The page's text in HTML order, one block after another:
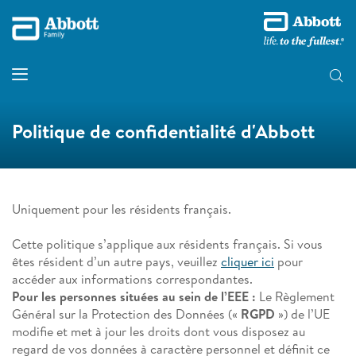
Politique de confidentialité d'Abbott
Uniquement pour les résidents français.
Cette politique s’applique aux résidents français. Si vous
êtes résident d’un autre pays, veuillez cliquer ici pour
accéder aux informations correspondantes.
Pour les personnes situées au sein de l’EEE : Le Règlement
Général sur la Protection des Données (« RGPD ») de l’UE
modifie et met à jour les droits dont vous disposez au
regard de vos données à caractère personnel et définit ce